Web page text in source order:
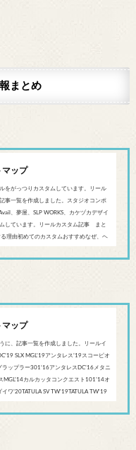
まとめ
ップ
をがっつりカスタムしています。リール
事一覧を作成しました。スタジオコンポ
、夢屋、SLP WORKS、カケヅカデザイ
しています。リールカスタム記事 まと
理由初めてのカスタムおすすめなぜ、ヘ
ップ
に、記事一覧を作成しました。リールイ
SLX MGL'19アンタレス’19スコーピオ
ップラー301‘16アンタレスDC’16メタニ
MGL’14カルカッタコンクエスト101’14オ
ワ’20TATULA SV TW'19TATULA TW'19